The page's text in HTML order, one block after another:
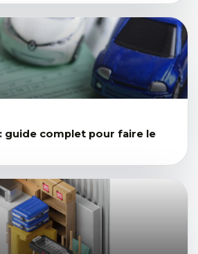
guide complet pour faire le